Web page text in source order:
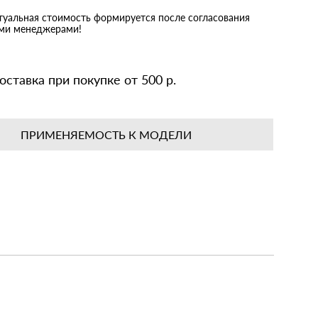
стоимость формируется после согласования
менеджерами!
при покупке от 500 р.
ПРИМЕНЯЕМОСТЬ К МОДЕЛИ